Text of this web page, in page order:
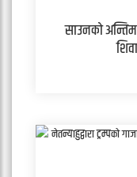
साउनको अन्तिम